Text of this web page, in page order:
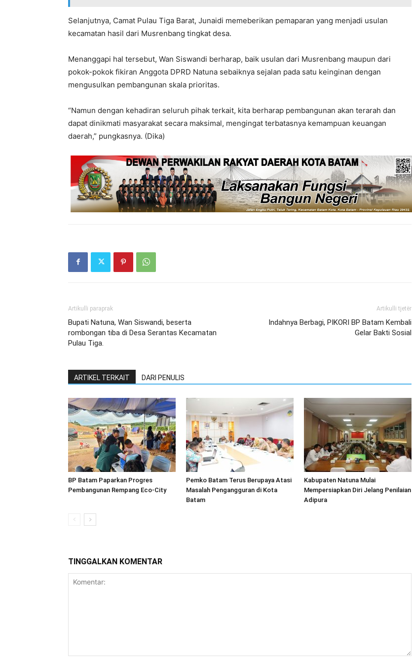
Selanjutnya, Camat Pulau Tiga Barat, Junaidi memeberikan pemaparan yang menjadi usulan
kecamatan hasil dari Musrenbang tingkat desa.
Menanggapi hal tersebut, Wan Siswandi berharap, baik usulan dari Musrenbang maupun dari
pokok-pokok fikiran Anggota DPRD Natuna sebaiknya sejalan pada satu keinginan dengan
mengusulkan pembangunan skala prioritas.
“Namun dengan kehadiran seluruh pihak terkait, kita berharap pembangunan akan terarah dan
dapat dinikmati masyarakat secara maksimal, mengingat terbatasnya kemampuan keuangan
daerah,” pungkasnya. (Dika)
Artikulli paraprak
Bupati Natuna, Wan Siswandi, beserta
rombongan tiba di Desa Serantas Kecamatan
Pulau Tiga.
Artikulli tjetër
Indahnya Berbagi, PIKORI BP Batam Kembali
Gelar Bakti Sosial
ARTIKEL TERKAIT DARI PENULIS
BP Batam Paparkan Progres
Pembangunan Rempang Eco-City
Pemko Batam Terus Berupaya Atasi
Masalah Pengangguran di Kota
Batam
Kabupaten Natuna Mulai
Mempersiapkan Diri Jelang Penilaian
Adipura
TINGGALKAN KOMENTAR